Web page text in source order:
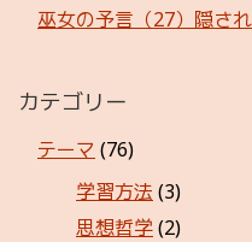
巫女の予言（27）隠さ
カテゴリー
テーマ (76)
学習方法 (3)
思想哲学(2)